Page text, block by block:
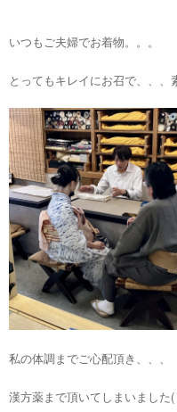
いつもご夫婦でお着物。。。
とってもキレイにお召で、、
私の体調までご心配頂き、、、
漢方薬まで頂いてしまいました